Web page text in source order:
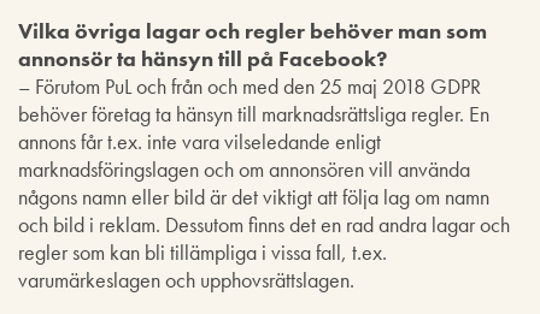
Vilka övriga lagar och regler behöver man som
annonsör ta hänsyn till på Facebook?
– Förutom PuL och från och med den 25 maj 2018 GDPR
behöver företag ta hänsyn till marknadsrättsliga regler. En
annons får t.ex. inte vara vilseledande enligt
marknadsföringslagen och om annonsören vill använda
någons namn eller bild är det viktigt att följa lag om namn
och bild i reklam. Dessutom finns det en rad andra lagar och
regler som kan bli tillämpliga i vissa fall, t.ex.
varumärkeslagen och upphovsrättslagen.